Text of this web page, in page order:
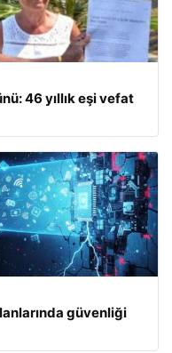
46 yıllık eşi vefat
güvenliği